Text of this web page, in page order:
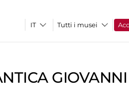
Tutti i musei